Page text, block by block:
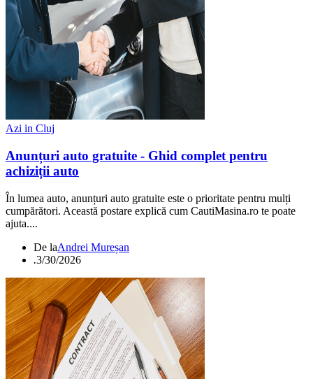
Azi in Cluj
Anunțuri auto gratuite - Ghid complet pentru
achiziții auto
În lumea auto, anunțuri auto gratuite este o prioritate pentru mulți
cumpărători. Această postare explică cum CautiMasina.ro te poate
ajuta....
De laAndrei Mureșan
.3/30/2026